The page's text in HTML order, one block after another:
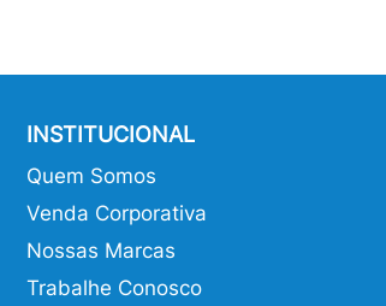
INSTITUCIONAL
Quem Somos
Venda Corporativa
Nossas Marcas
Trabalhe Conosco